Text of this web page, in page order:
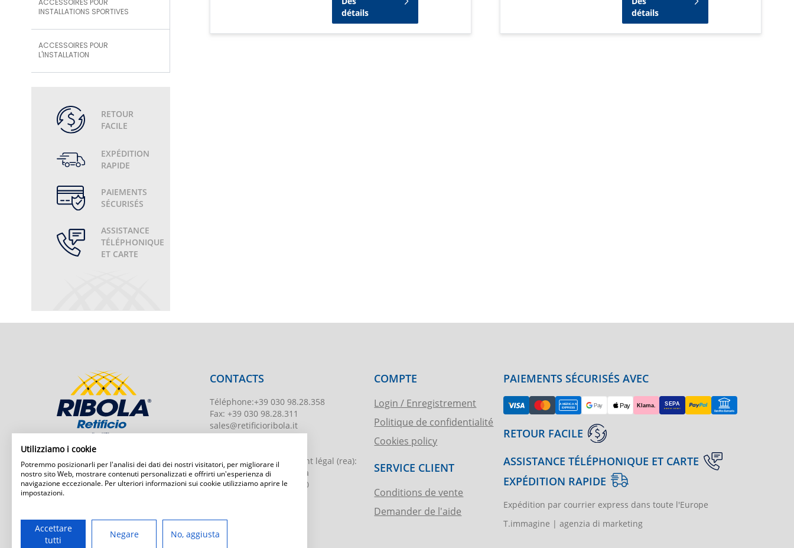
ACCESSOIRES POUR
INSTALLATIONS SPORTIVES
ACCESSOIRES POUR
L'INSTALLATION
RETOUR
FACILE
EXPÉDITION
RAPIDE
PAIEMENTS
SÉCURISÉS
ASSISTANCE
TÉLÉPHONIQUE
ET CARTE
détails
détails
25040 Timoline di C.F. (BS)
CONTACTS
Téléphone:+39 030 98.28.358
Fax: +39 030 98.28.311
sales@retificioribola.it
Numéro d'enregistrement légal (rea):
BS-203951 Uff. di Brescia
Capital social:€ 51.000,00
www.retificioribola.it
COMPTE
Login / Enregistrement
Politique de confidentialité
Cookies policy
SERVICE CLIENT
Conditions de vente
Demander de l'aide
PAIEMENTS SÉCURISÉS AVEC
RETOUR FACILE
ASSISTANCE TÉLÉPHONIQUE ET CARTE
EXPÉDITION RAPIDE
Expédition par courrier express dans toute l'Europe
T.immagine | agenzia di marketing
Utilizziamo i cookie
Potremmo posizionarli per l'analisi dei dati dei nostri visitatori, per migliorare il
nostro sito Web, mostrare contenuti personalizzati e offrirti un'esperienza di
navigazione eccezionale. Per ulteriori informazioni sui cookie utilizziamo aprire le
impostazioni.
Accettare
tutti
Negare No, aggiusta